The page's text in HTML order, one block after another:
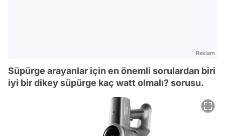
Reklam
Süpürge arayanlar için en önemli sorulardan biri
iyi bir dikey süpürge kaç watt olmalı? sorusu.